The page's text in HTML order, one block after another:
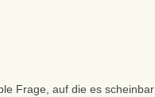
Frage, auf die es scheinbar